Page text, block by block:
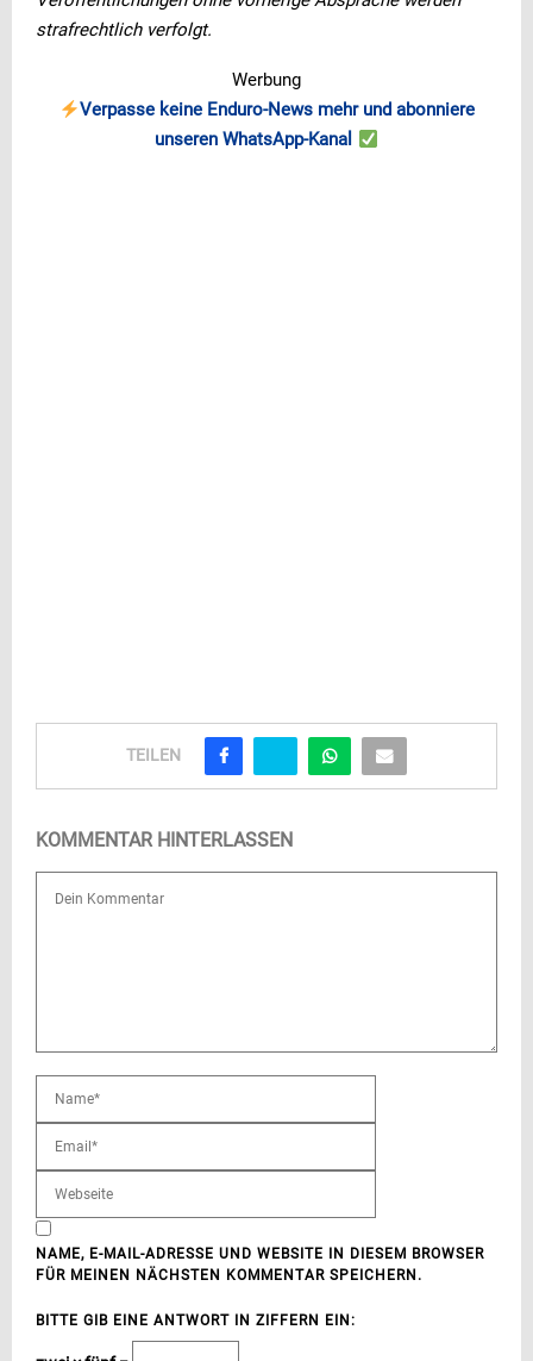
strafrechtlich verfolgt.
Werbung
Verpasse keine Enduro-News mehr und abonniere
unseren WhatsApp-Kanal
TEILEN
KOMMENTAR HINTERLASSEN
NAME, E-MAIL-ADRESSE UND WEBSITE IN DIESEM BROWSER
FÜR MEINEN NÄCHSTEN KOMMENTAR SPEICHERN.
BITTE GIB EINE ANTWORT IN ZIFFERN EIN: